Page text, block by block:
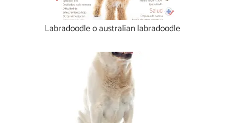
Labradoodle o australian labradoodle